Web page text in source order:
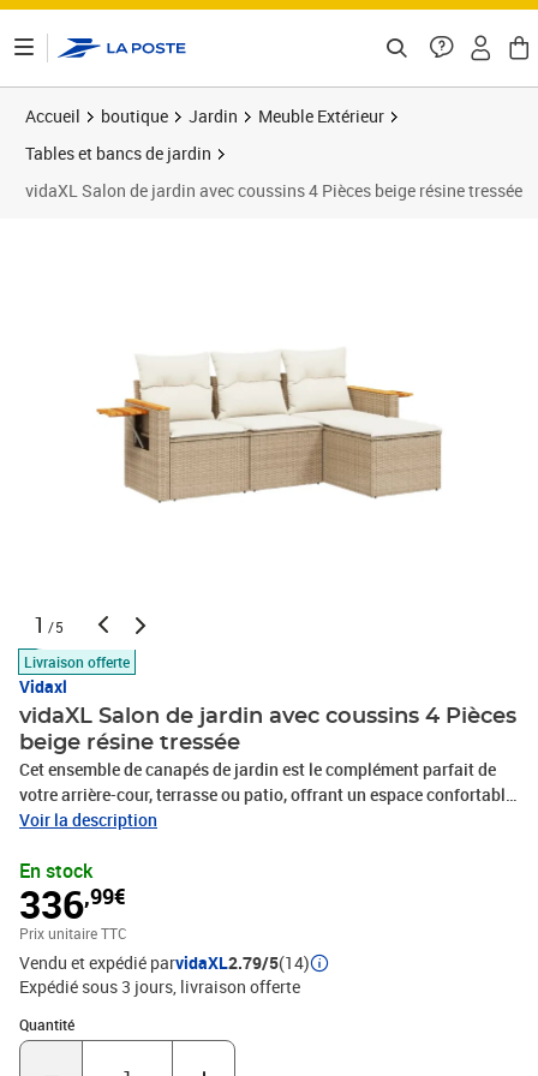
Accueil boutique Jardin
Meuble Extérieur
Tables et bancs de jardin
vidaXL Salon de jardin avec coussins 4 Pièces beige résine tressée
1 /5
Livraison offerte
Vidaxl
vidaXL Salon de jardin avec coussins 4 Pièces
beige résine tressée
Cet ensemble de canapés de jardin est le complément parfait de
votre arrière-cour, terrasse ou patio, offrant un espace confortable
et accueillant pour discuter avec la famille et les amis ou
la résine tressée, également connue sous le nom de poly rotin, est
un matériau synthétique solide et nécessitant peu d'entretien qui
ressemble au rotin naturel. Il est léger, facile à nettoyer et
couramment utilisé pour les meubles d'extérieur en raison de sa
durabilité et de ses propriétés de résistance aux
intempéries.Fonction de rangement avec sac résistant à l'eau : le
mobilier de jardin dispose d'un espace de rangement sous l'assise,
complété par un sac résistant à l'eau pour ranger coussins, jouets
Voir la description
En stock
336,99€
Prix unitaire TTC
Vendu et expédié parvidaXL2.79/5(14)
Expédié sous 3 jours livraison offerte
Quantité
Quantité : 1